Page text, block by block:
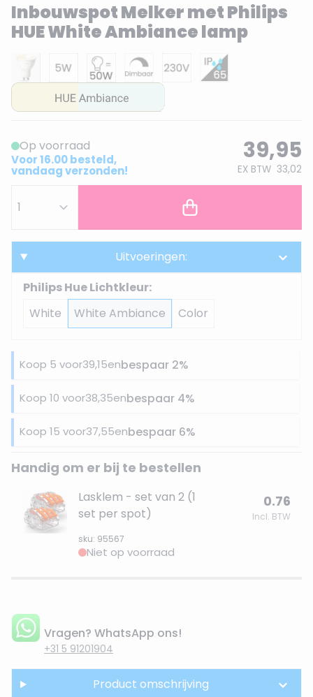
Inbouwspot Melker met Philips
HUE White Ambiance lamp
Op voorraad
Voor 16.00 besteld,
vandaag verzonden!
39,95
EX BTW 33,02
Uitvoeringen:
Philips Hue Lichtkleur:
White
White Ambiance Color
Koop 5 voor39,15enbespaar 2%
Koop 10 voor38,35enbespaar 4%
Koop 15 voor37,55enbespaar 6%
Handig om er bij te bestellen
Lasklem - set van 2 (1
set per spot)
sku: 95567
0.76
Incl. BTW
Niet op voorraad
Vragen? WhatsApp ons!
+31 5 91201904
Product omschrijving